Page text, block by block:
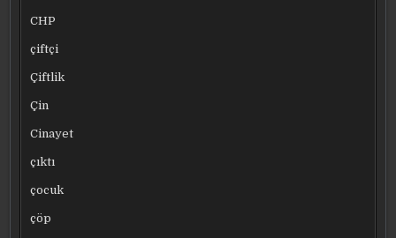
CHP
çiftçi
Çiftlik
Çin
Cinayet
çıktı
çocuk
çöp